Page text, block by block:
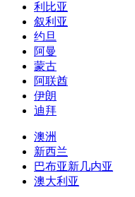
利比亚
叙利亚
约旦
阿曼
蒙古
阿联酋
伊朗
迪拜
澳洲
新西兰
巴布亚新几内亚
澳大利亚